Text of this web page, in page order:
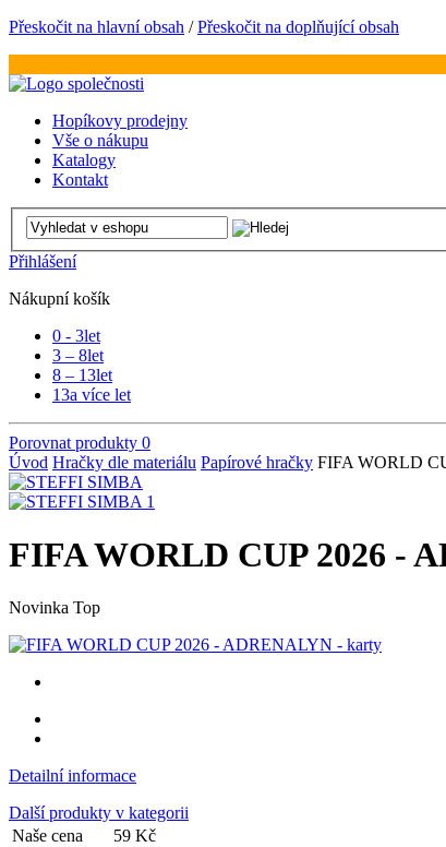
Přeskočit na hlavní obsah /Přeskočit na doplňující obsah
Hopíkovy prodejny
Vše o nákupu
Katalogy
Kontakt
Přihlášení
Nákupní košík
0 - 3let
3 – 8let
8 – 13let
13a více let
Porovnat produkty 0
Úvod Hračky dle materiálu Papírové hračky FIFA WORLD
FIFA WORLD CUP 2026 -
Novinka Top
Detailní informace
Další produkty v kategorii
Naše cena
59 Kč